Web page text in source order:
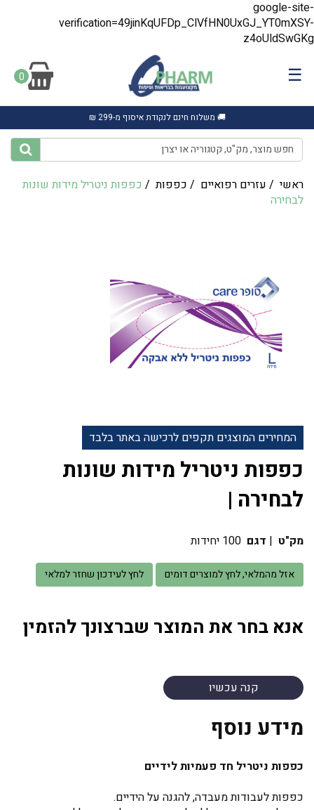
google-site-
verification=49jinKqUFDp_ClVfHN0UxGJ_YT0mXSY-
z4oUldSwGKg
☰
0
🚚 משלוח חינם לנקודת איסוף מ-299 ₪
ראשי / עזרים רפואיים / כפפות/ כפפות ניטריל מידות שונות
לבחירה
המחירים המוצגים תקפים לרכישה באתר בלבד
כפפות ניטריל מידות שונות
לבחירה |
מק"ט | דגם 100 יחידות
אזל מהמלאי, לחץ למוצרים דומים לחץ לעידכון שחזר למלאי
אנא בחר את המוצר שברצונך להזמין
קנה עכשיו
מידע נוסף
כפפות ניטריל חד פעמיות לידיים
כפפות לעבודות מעבדה, להגנה על הידיים.